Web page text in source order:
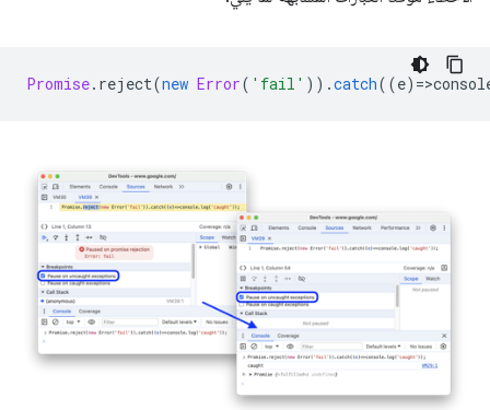
Promise. reject(new Error( 'fail' )).catch((e) =>